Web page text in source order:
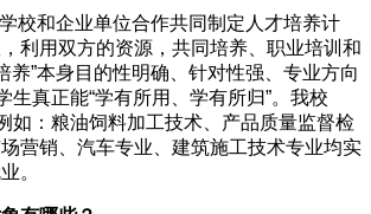
校和企业单位合作共同制定人才培养计
利用双方的资源，共同培养、职业培训和
养”本身目的性明确、针对性强、专业方向
生真正能“学有所用、学有所归”。我校
如：粮油饲料加工技术、产品质量监督检
营销、汽车专业、建筑施工技术专业均实
。